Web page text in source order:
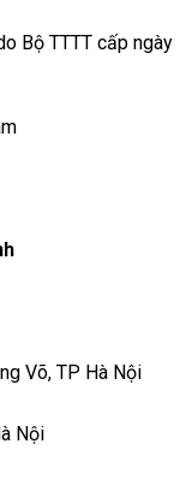
Bộ TTTT cấp ngày
Võ, TP Hà Nội
Nội